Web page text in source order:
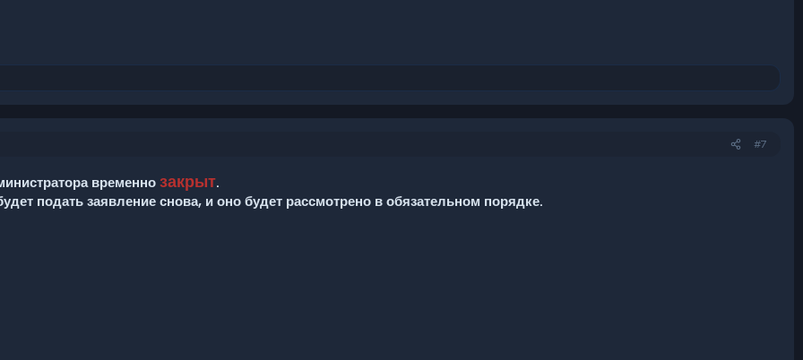
#7
временно закрыт.
подать заявление снова, и оно будет рассмотрено в обязательном порядке.